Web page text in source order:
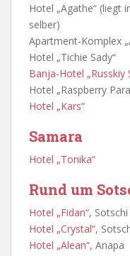
Hotel „Agathe“ (liegt
selber)
Apartment-Komplex
Hotel „Tichie Sady“
Banja-Hotel „Russkiy
Hotel „Raspberry
Hotel „Kars“
Samara
Hotel „Tonika“
Rund um
Hotel „Fidan“, Sotschi
Hotel „Crystal“,
Hotel „Alean“, Anapa